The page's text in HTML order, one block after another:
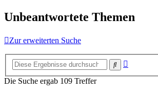
Unbeantwortete Themen
Zur erweiterten Suche
Suche
Die Suche ergab 109 Treffer